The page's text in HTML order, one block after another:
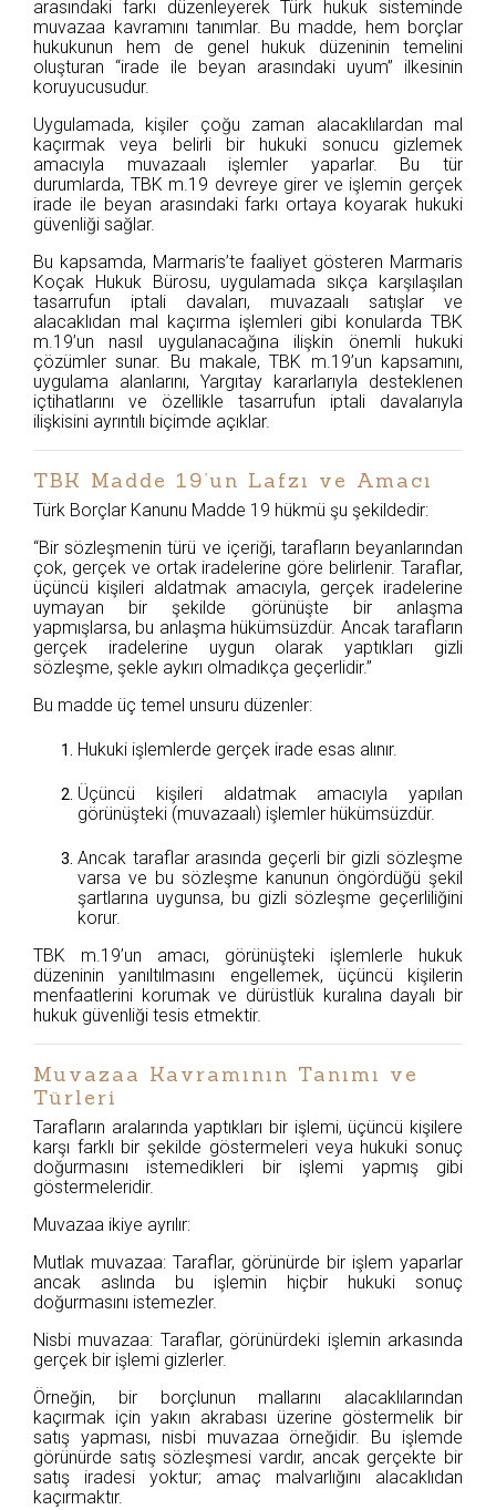
arasındaki farkı düzenleyerek Türk hukuk sisteminde
muvazaa kavramını tanımlar. Bu madde, hem borçlar
hukukunun hem de genel hukuk düzeninin temelini
oluşturan “irade ile beyan arasındaki uyum” ilkesinin
koruyucusudur.
Uygulamada, kişiler çoğu zaman alacaklılardan mal
kaçırmak veya belirli bir hukuki sonucu gizlemek
amacıyla muvazaalı işlemler yaparlar. Bu tür
durumlarda, TBK m.19 devreye girer ve işlemin gerçek
irade ile beyan arasındaki farkı ortaya koyarak hukuki
güvenliği sağlar.
Bu kapsamda, Marmaris’te faaliyet gösteren Marmaris
Koçak Hukuk Bürosu, uygulamada sıkça karşılaşılan
tasarrufun iptali davaları, muvazaalı satışlar ve
alacaklıdan mal kaçırma işlemleri gibi konularda TBK
m.19’un nasıl uygulanacağına ilişkin önemli hukuki
çözümler sunar. Bu makale, TBK m.19’un kapsamını,
uygulama alanlarını, Yargıtay kararlarıyla desteklenen
içtihatlarını ve özellikle tasarrufun iptali davalarıyla
ilişkisini ayrıntılı biçimde açıklar.
TBK Madde 19’un Lafzı ve Amacı
Türk Borçlar Kanunu Madde 19 hükmü şu şekildedir:
“Bir sözleşmenin türü ve içeriği, tarafların beyanlarından
çok, gerçek ve ortak iradelerine göre belirlenir. Taraflar,
üçüncü kişileri aldatmak amacıyla, gerçek iradelerine
uymayan bir şekilde görünüşte bir anlaşma
yapmışlarsa, bu anlaşma hükümsüzdür. Ancak tarafların
gerçek iradelerine uygun olarak yaptıkları gizli
sözleşme, şekle aykırı olmadıkça geçerlidir.”
Bu madde üç temel unsuru düzenler:
Hukuki işlemlerde gerçek irade esas alınır.
Üçüncü kişileri aldatmak amacıyla yapılan
görünüşteki (muvazaalı) işlemler hükümsüzdür.
Ancak taraflar arasında geçerli bir gizli sözleşme
varsa ve bu sözleşme kanunun öngördüğü şekil
şartlarına uygunsa, bu gizli sözleşme geçerliliğini
korur.
TBK m.19’un amacı, görünüşteki işlemlerle hukuk
düzeninin yanıltılmasını engellemek, üçüncü kişilerin
menfaatlerini korumak ve dürüstlük kuralına dayalı bir
hukuk güvenliği tesis etmektir.
Muvazaa Kavramının Tanımı ve
Türleri
Tarafların aralarında yaptıkları bir işlemi, üçüncü kişilere
karşı farklı bir şekilde göstermeleri veya hukuki sonuç
doğurmasını istemedikleri bir işlemi yapmış gibi
göstermeleridir.
Muvazaa ikiye ayrılır:
Mutlak muvazaa: Taraflar, görünürde bir işlem yaparlar
ancak aslında bu işlemin hiçbir hukuki sonuç
doğurmasını istemezler.
Nisbi muvazaa: Taraflar, görünürdeki işlemin arkasında
gerçek bir işlemi gizlerler.
Örneğin, bir borçlunun mallarını alacaklılarından
kaçırmak için yakın akrabası üzerine göstermelik bir
satış yapması, nisbi muvazaa örneğidir. Bu işlemde
görünürde satış sözleşmesi vardır, ancak gerçekte bir
satış iradesi yoktur; amaç malvarlığını alacaklıdan
kaçırmaktır.